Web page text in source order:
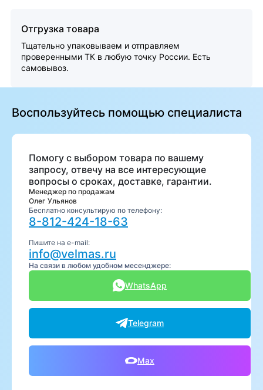
Отгрузка товара
Тщательно упаковываем и отправляем
проверенными ТК в любую точку России. Есть
самовывоз.
Воспользуйтесь помощью специалиста
Помогу с выбором товара по вашему
запросу, отвечу на все интересующие
вопросы о сроках, доставке, гарантии.
Менеджер по продажам
Олег Ульянов
Бесплатно консультирую по телефону:
8-812-424-18-63
Пишите на e-mail:
info@velmas.ru
На связи в любом удобном месенджере:
WhatsApp
Telegram
Max